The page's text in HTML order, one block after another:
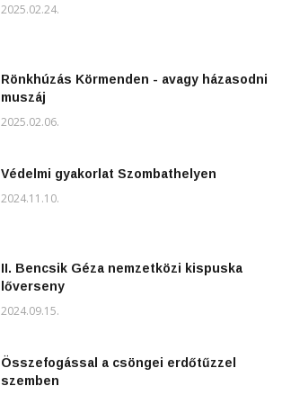
2025.02.24.
Rönkhúzás Körmenden - avagy házasodni
muszáj
2025.02.06.
Védelmi gyakorlat Szombathelyen
2024.11.10.
II. Bencsik Géza nemzetközi kispuska
lőverseny
2024.09.15.
Összefogással a csöngei erdőtűzzel
szemben